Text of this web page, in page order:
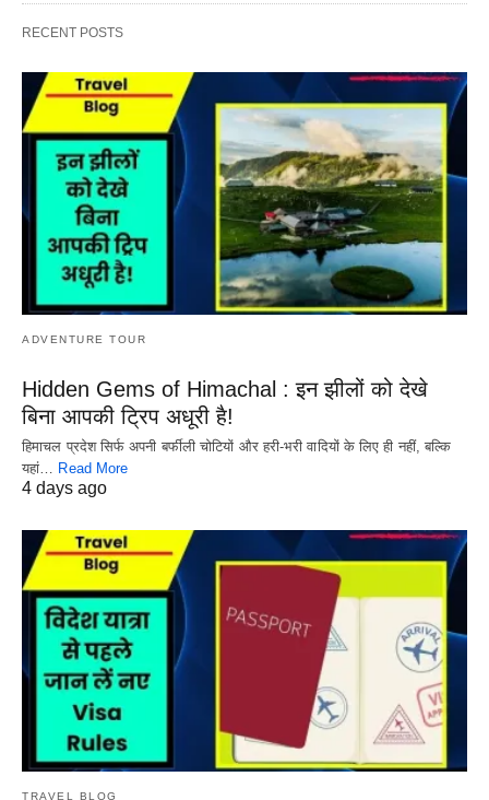
RECENT POSTS
ADVENTURE TOUR
Hidden Gems of Himachal : इन झीलों को देखे
बिना आपकी ट्रिप अधूरी है!
हिमाचल प्रदेश सिर्फ अपनी बर्फीली चोटियों और हरी-भरी वादियों के लिए ही नहीं, बल्कि
यहां…
Read More
4 days ago
TRAVEL BLOG